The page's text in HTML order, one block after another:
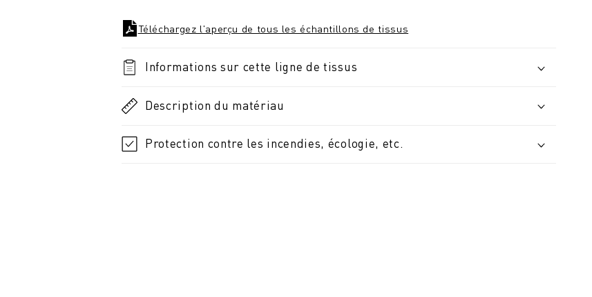
Téléchargez l'aperçu de tous les échantillons de tissus
Informations sur cette ligne de tissus
Description du matériau
Protection contre les incendies, écologie, etc.